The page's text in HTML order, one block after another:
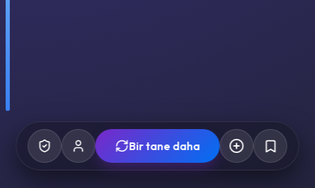
Bir tane daha